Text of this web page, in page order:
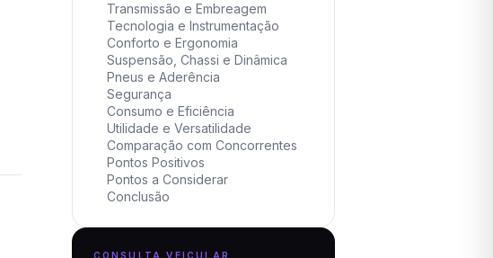
Transmissão e Embreagem
Tecnologia e Instrumentação
Conforto e Ergonomia
Suspensão, Chassi e Dinâmica
Pneus e Aderência
Segurança
Consumo e Eficiência
Utilidade e Versatilidade
Comparação com Concorrentes
Pontos Positivos
Pontos a Considerar
Conclusão
CONSULTA VEICULAR